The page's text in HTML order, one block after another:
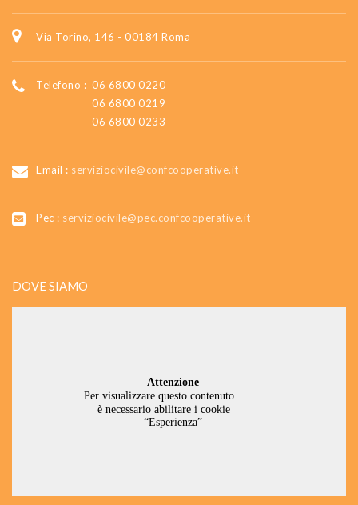
Via Torino, 146 - 00184 Roma
Telefono : 06 6800 0220
06 6800 0219
06 6800 0233
Email : serviziocivile@confcooperative.it
Pec : serviziocivile@pec.confcooperative.it
DOVE SIAMO